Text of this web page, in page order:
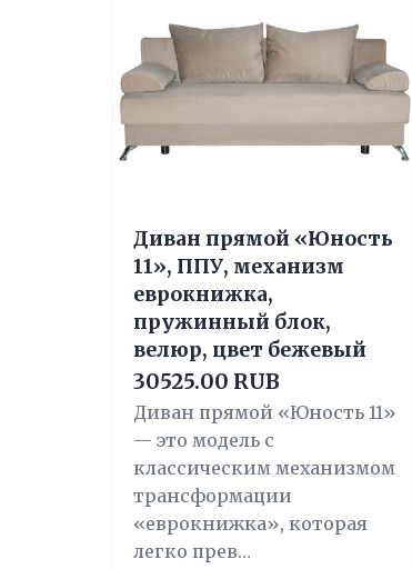
Диван прямой «Юность
11», ППУ, механизм
еврокнижка,
пружинный блок,
велюр, цвет бежевый
30525.00 RUB
Диван прямой «Юность 11»
— это модель с
классическим механизмом
трансформации
«еврокнижка», которая
легко прев…